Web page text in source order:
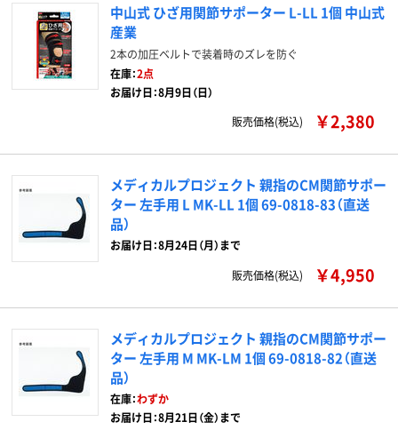
中山式 ひざ用関節サポーター L-LL 1個 中山式
産業
2本の加圧ベルトで装着時のズレを防ぐ
在庫：2点
お届け日：8月9日（日）
販売価格(税込)
￥2,380
メディカルプロジェクト 親指のCM関節サポー
ター 左手用 L MK-LL 1個 69-0818-83（直送
品）
お届け日：8月24日（月）まで
販売価格(税込)
￥4,950
メディカルプロジェクト 親指のCM関節サポー
ター 左手用 M MK-LM 1個 69-0818-82（直送
品）
在庫：わずか
お届け日：8月21日（金）まで